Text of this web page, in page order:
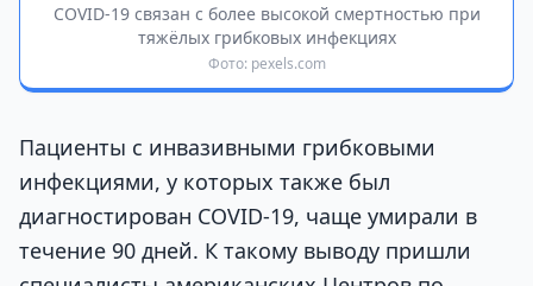
COVID-19 связан с более высокой смертностью при
тяжёлых грибковых инфекциях
Фото: pexels.com
Пациенты с инвазивными грибковыми
инфекциями, у которых также был
диагностирован COVID-19, чаще умирали в
течение 90 дней. К такому выводу пришли